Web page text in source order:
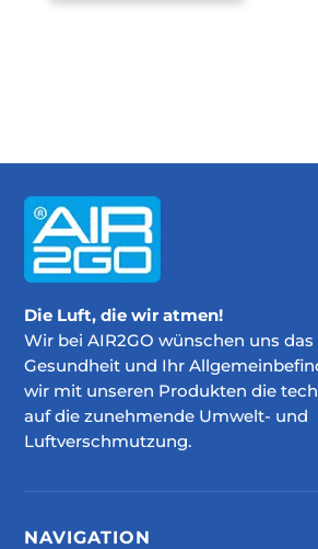
Die Luft, die wir atmen!
Wir bei AIR2GO wünschen uns
Gesundheit und Ihr
wir mit unseren Produkten die
auf die zunehmende Umwelt- und
Luftverschmutzung.
NAVIGATION